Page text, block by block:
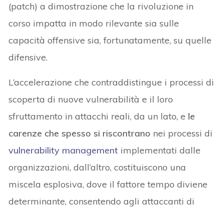
(patch) a dimostrazione che la rivoluzione in
corso impatta in modo rilevante sia sulle
capacità offensive sia, fortunatamente, su quelle
difensive.
L’accelerazione che contraddistingue i processi di
scoperta di nuove vulnerabilità e il loro
sfruttamento in attacchi reali, da un lato, e le
carenze che spesso si riscontrano nei processi di
vulnerability management implementati dalle
organizzazioni, dall’altro, costituiscono una
miscela esplosiva, dove il fattore tempo diviene
determinante, consentendo agli attaccanti di